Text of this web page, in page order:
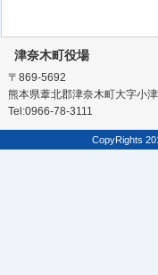
津奈木町役場
〒869-5692
熊本県葦北郡津奈木町大字小
Tel:0966-78-3111
CopyRights